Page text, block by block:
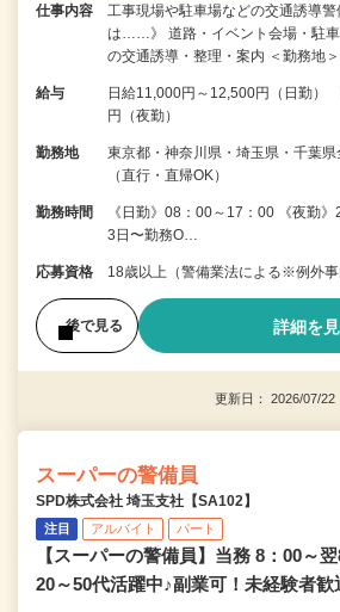
仕事内容
工事現場や駐車場などの交通誘導
は……》 道路・イベント会場・駐
の交通誘導・整理・案内 ＜勤務地
給与
日給11,000円～12,500円（日勤
円（夜勤）
勤務地
東京都・神奈川県・埼玉県・千葉
（直行・直帰OK）
勤務時間
《日勤》08：00～17：00 《夜
3日〜勤務O…
応募資格 18歳以上（警備業法による※例外事
後で見る 詳細を
更新日： 2026/07/
スーパーの警備員
SPD株式会社 埼玉支社【SA102】
注目 アルバイト パート
【スーパーの警備員】当務 8：00～
20～50代活躍中♪副業可！未経験者歓